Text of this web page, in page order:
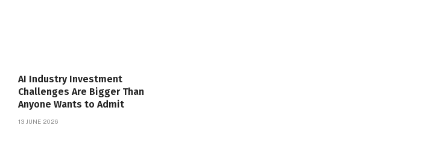
AI Industry Investment
Challenges Are Bigger Than
Anyone Wants to Admit
13 JUNE 2026